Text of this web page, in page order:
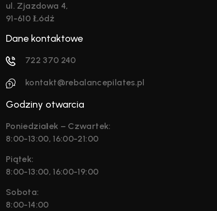
ul. Zjazdowa 4,
91-610 Łódź
Dane kontaktowe
722 370 240
kontakt@rebalancepilates.pl
Godziny otwarcia
Poniedziałek – Czwartek:
8:00-13:00, 16:00-21:00
Piątek:
8:00-13:00, 16:00-19:00
Sobota:
8:00-14:00